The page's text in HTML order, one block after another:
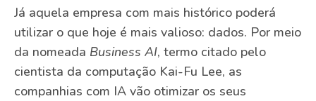
Já aquela empresa com mais histórico poderá
utilizar o que hoje é mais valioso: dados. Por meio
da nomeada Business AI, termo citado pelo
cientista da computação Kai-Fu Lee, as
companhias com IA vão otimizar os seus